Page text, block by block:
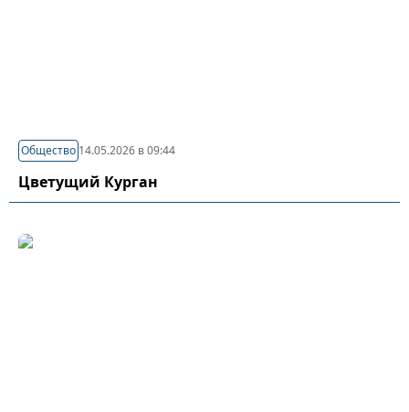
Общество 14.05.2026 в 09:44
Цветущий Курган